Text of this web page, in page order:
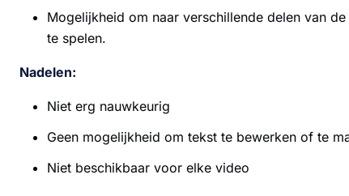
Mogelijkheid om naar verschillende delen van
te spelen.
Nadelen:
Niet erg nauwkeurig
Geen mogelijkheid om tekst te bewerken of te
Niet beschikbaar voor elke video